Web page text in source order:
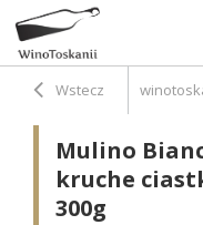
Wstecz
Mulino
kruche
300g